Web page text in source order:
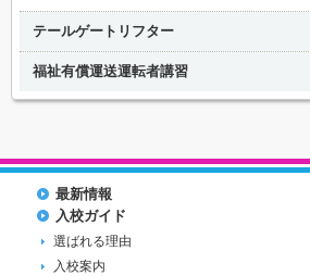
テールゲートリフター
福祉有償運送運転者講習
最新情報
入校ガイド
選ばれる理由
入校案内